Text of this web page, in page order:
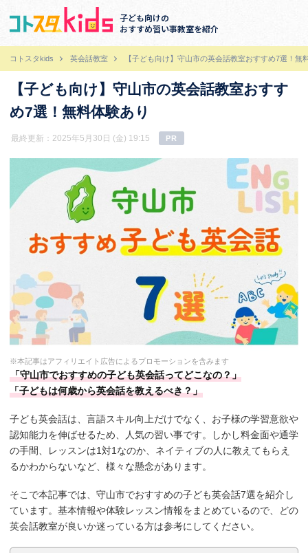
子ども向けの
おすすめ習い事教室を紹介
コトスタkids 英会話教室 【子ども向け】守山市の英会話教室おすすめ7選！無
【子ども向け】守山市の英会話教室おすす
め7選！無料体験あり
最終更新：2025年5月30日 (金) 19:15 PR
※本記事はアフィリエイト広告によるプロモーションを含みます
「守山市でおすすめの子ども英会話ってどこなの？」
「子どもは何歳から英会話を教えるべき？」
子ども英会話は、言語スキル向上だけでなく、お子様の学習意欲や
認知能力を伸ばせるため、人気の習い事です。しかし料金面や通学
の手間、レッスンは1対1なのか、ネイティブの人に教えてもらえ
るかわからないなど、様々な懸念があります。
そこで本記事では、守山市でおすすめの子ども英会話7選を紹介し
ています。基本情報や体験レッスン情報をまとめているので、どの
英会話教室が良いか迷っている方は参考にしてください。